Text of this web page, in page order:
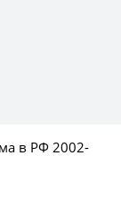
в РФ 2002-